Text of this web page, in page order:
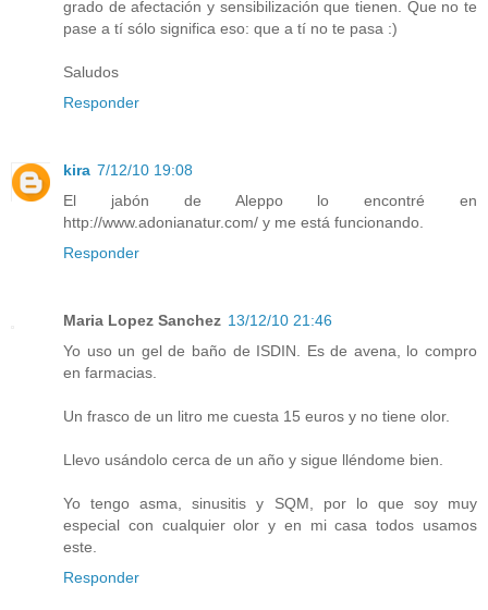
grado de afectación y sensibilización que tienen. Que no te
pase a tí sólo significa eso: que a tí no te pasa :)
Saludos
Responder
kira 7/12/10 19:08
El jabón de Aleppo lo encontré en
http://www.adonianatur.com/ y me está funcionando.
Responder
Maria Lopez Sanchez 13/12/10 21:46
Yo uso un gel de baño de ISDIN. Es de avena, lo compro
en farmacias.
Un frasco de un litro me cuesta 15 euros y no tiene olor.
Llevo usándolo cerca de un año y sigue lléndome bien.
Yo tengo asma, sinusitis y SQM, por lo que soy muy
especial con cualquier olor y en mi casa todos usamos
este.
Responder